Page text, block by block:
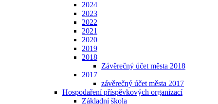
2024
2023
2022
2021
2020
2019
2018
Závěrečný účet města 2018
2017
závěrečný účet města 2017
Hospodaření příspěvkových organizací
Základní škola